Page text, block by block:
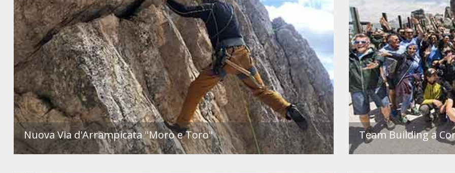
Nuova Via d'Arrampicata "Moro e Toro" Team Building a